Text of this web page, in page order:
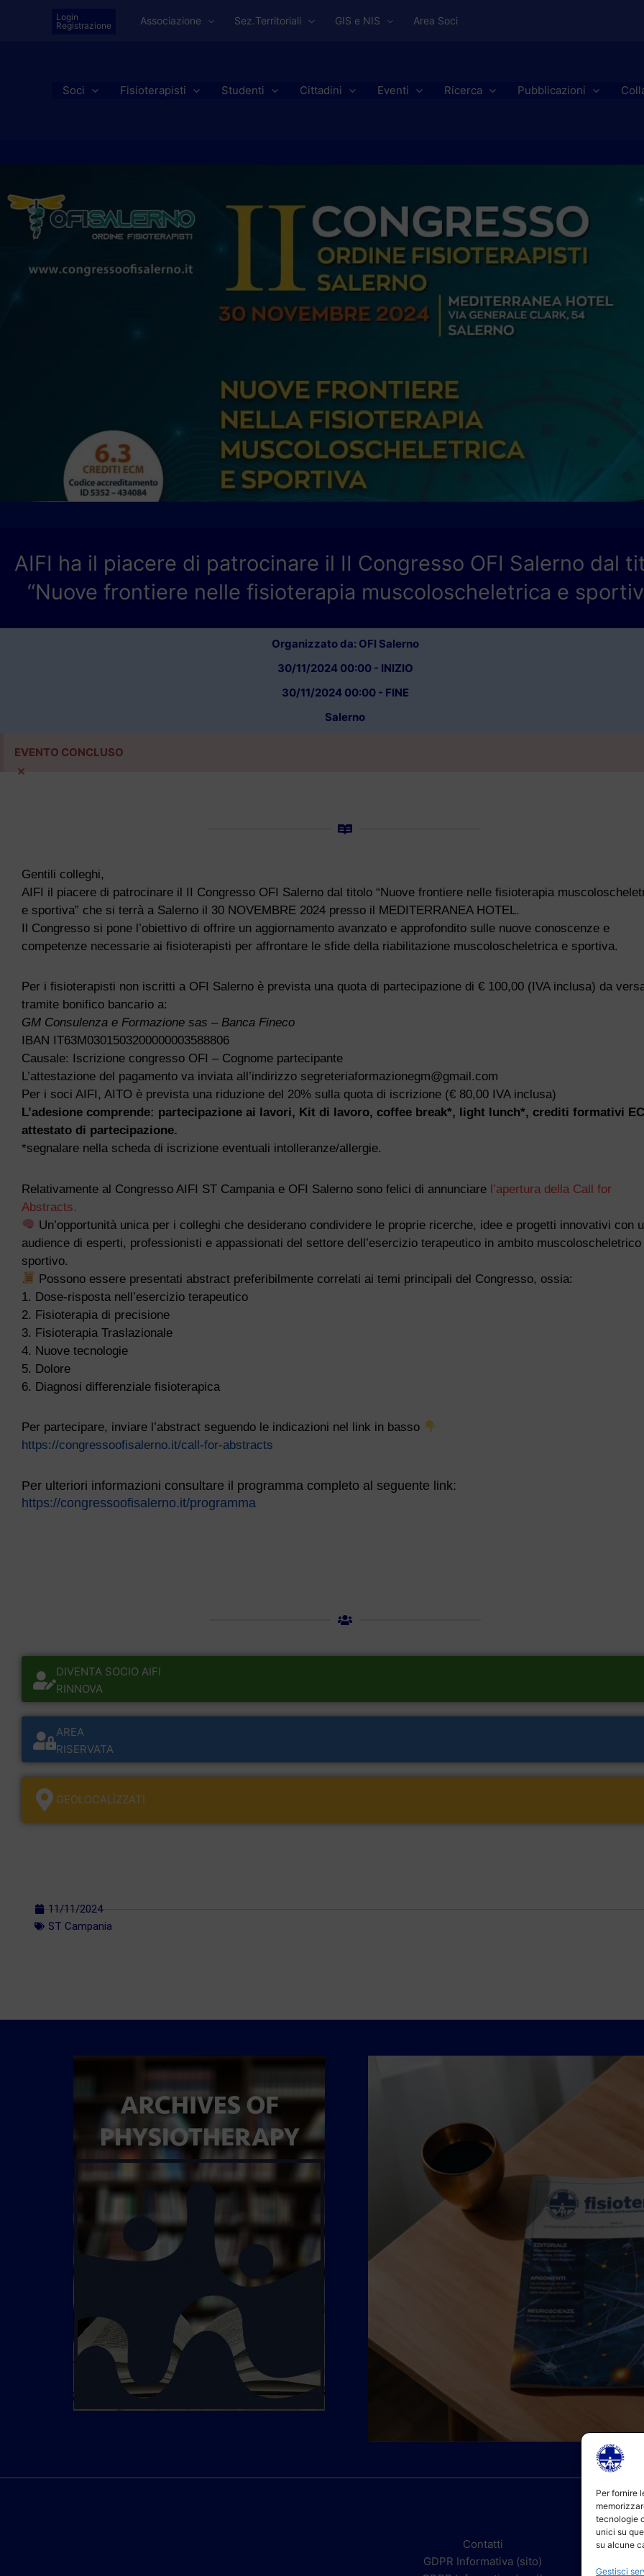
Per fornire
tecnologie
unici su
su alcune
Gestisci
Login
Registrazione
Associazione Sez.Territoriali GIS e NIS Area Soci
Soci Fisioterapisti Studenti Cittadini Eventi Ricerca Pubblicazioni
AIFI ha il piacere di patrocinare il II Congresso OFI Salerno dal
“Nuove frontiere nelle fisioterapia muscoloscheletrica e
Organizzato da: OFI Salerno
30/11/2024 00:00 - INIZIO
30/11/2024 00:00 - FINE
Salerno
EVENTO CONCLUSO
×
Gentili colleghi,
AIFI il piacere di patrocinare il II Congresso OFI Salerno dal titolo “Nuove frontiere nelle fisioterapia
e sportiva” che si terrà a Salerno il 30 NOVEMBRE 2024 presso il MEDITERRANEA HOTEL.
Il Congresso si pone l’obiettivo di offrire un aggiornamento avanzato e approfondito sulle nuove conoscenze e
competenze necessarie ai fisioterapisti per affrontare le sfide della riabilitazione muscoloscheletrica e sportiva.
Per i fisioterapisti non iscritti a OFI Salerno è prevista una quota di partecipazione di € 100,00 (IVA inclusa) da
tramite bonifico bancario a:
GM Consulenza e Formazione sas – Banca Fineco
IBAN IT63M0301503200000003588806
Causale: Iscrizione congresso OFI – Cognome partecipante
L’attestazione del pagamento va inviata all’indirizzo segreteriaformazionegm@gmail.com
Per i soci AIFI, AITO è prevista una riduzione del 20% sulla quota di iscrizione (€ 80,00 IVA inclusa)
L’adesione comprende: partecipazione ai lavori, Kit di lavoro, coffee break*, light lunch*, crediti formativi
attestato di partecipazione.
*segnalare nella scheda di iscrizione eventuali intolleranze/allergie.
Relativamente al Congresso AIFI ST Campania e OFI Salerno sono felici di annunciare l’apertura della Call for
Abstracts.
Un’opportunità unica per i colleghi che desiderano condividere le proprie ricerche, idee e progetti innovativi con
audience di esperti, professionisti e appassionati del settore dell’esercizio terapeutico in ambito muscoloscheletrico
sportivo.
Possono essere presentati abstract preferibilmente correlati ai temi principali del Congresso, ossia:
1. Dose-risposta nell’esercizio terapeutico
2. Fisioterapia di precisione
3. Fisioterapia Traslazionale
4. Nuove tecnologie
5. Dolore
6. Diagnosi differenziale fisioterapica
Per partecipare, inviare l’abstract seguendo le indicazioni nel link in basso
https://congressoofisalerno.it/call-for-abstracts
Per ulteriori informazioni consultare il programma completo al seguente link:
https://congressoofisalerno.it/programma
DIVENTA SOCIO AIFI
RINNOVA
AREA
RISERVATA
GEOLOCALÌZZATI
11/11/2024
ST Campania
Contatti
GDPR Informativa (sito)